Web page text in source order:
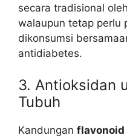
secara tradisional
walaupun tetap perlu
dikonsumsi
antidiabetes.
3. Antioksidan
Tubuh
Kandungan flavonoid